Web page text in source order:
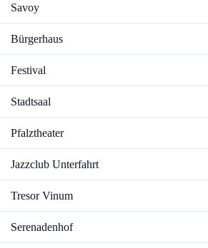
Savoy
Bürgerhaus
Festival
Stadtsaal
Pfalztheater
Jazzclub Unterfahrt
Tresor Vinum
Serenadenhof